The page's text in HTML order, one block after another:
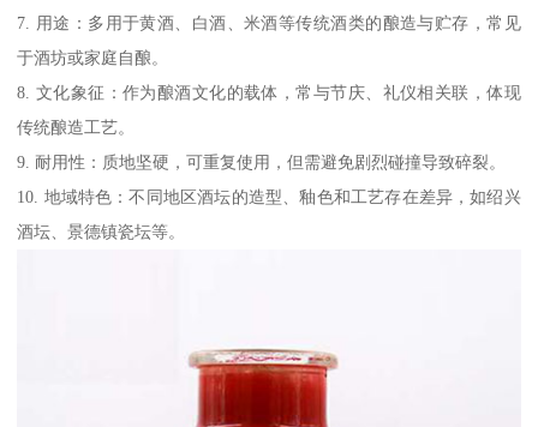
7. 用途：多用于黄酒、白酒、米酒等传统酒类的酿造与贮存，常见
于酒坊或家庭自酿。
8. 文化象征：作为酿酒文化的载体，常与节庆、礼仪相关联，体现
传统酿造工艺。
9. 耐用性：质地坚硬，可重复使用，但需避免剧烈碰撞导致碎裂。
10. 地域特色：不同地区酒坛的造型、釉色和工艺存在差异，如绍兴
酒坛、景德镇瓷坛等。